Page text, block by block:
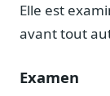
Veille en
Données
Elle est
avant tout
Examen